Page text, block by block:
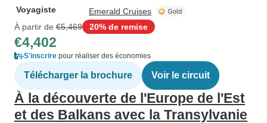
Voyagiste
Emerald Cruises
À partir de €5,469 20% de remise
€4,402
S'inscrire pour réaliser des économies
Télécharger la brochure Voir le circuit
À la découverte de l'Europe de l'Est
et des Balkans avec la Transylvanie